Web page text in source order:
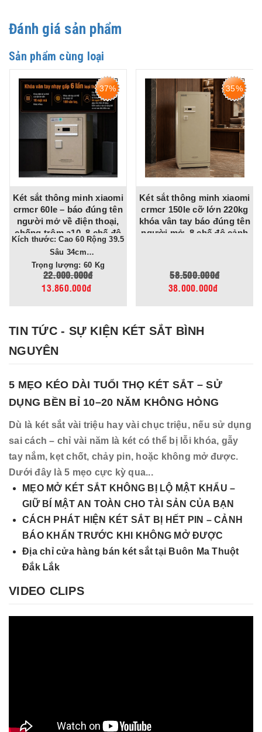
Đánh giá sản phẩm
Sản phẩm cùng loại
35%
Két sắt thông minh xiaomi
crmcr 150le cỡ lớn 220kg
khóa vân tay báo đúng tên
người mở, 8 chế độ cảnh
báo về điện thoại
58.500.000đ
38.000.000đ
40%
Két sắt bofa bf-v-100bj
nhập khẩu cao 1m khóa
vân tay app tuya chống
trộm cho gia đình, công ty,
65.000.000đ
39.000.000đ
TIN TỨC - SỰ KIỆN KÉT SẮT BÌNH
NGUYÊN
5 MẸO KÉO DÀI TUỔI THỌ KÉT SẮT – SỬ
DỤNG BỀN BỈ 10–20 NĂM KHÔNG HỎNG
Dù là két sắt vài triệu hay vài chục triệu, nếu sử dụng
sai cách – chỉ vài năm là két có thể bị lỗi khóa, gẫy
tay nắm, kẹt chốt, chảy pin, hoặc không mở được.
Dưới đây là 5 mẹo cực kỳ qua...
MẸO MỞ KÉT SẮT KHÔNG BỊ LỘ MẬT KHẨU –
GIỮ BÍ MẬT AN TOÀN CHO TÀI SẢN CỦA BẠN
CÁCH PHÁT HIỆN KÉT SẮT BỊ HẾT PIN – CẢNH
BÁO KHẨN TRƯỚC KHI KHÔNG MỞ ĐƯỢC
Địa chỉ cửa hàng bán két sắt tại Buôn Ma Thuột
Đắk Lắk
VIDEO CLIPS